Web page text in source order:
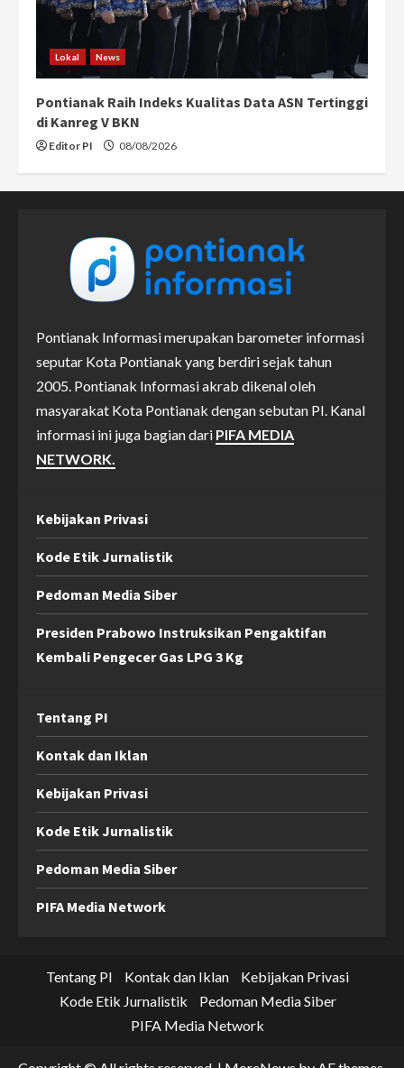
Lokal News
Pontianak Raih Indeks Kualitas Data ASN Tertinggi
di Kanreg V BKN
Editor PI 08/08/2026
Pontianak Informasi merupakan barometer informasi
seputar Kota Pontianak yang berdiri sejak tahun
2005. Pontianak Informasi akrab dikenal oleh
masyarakat Kota Pontianak dengan sebutan PI. Kanal
informasi ini juga bagian dari PIFA MEDIA
NETWORK.
Kebijakan Privasi
Kode Etik Jurnalistik
Pedoman Media Siber
Presiden Prabowo Instruksikan Pengaktifan
Kembali Pengecer Gas LPG 3 Kg
Tentang PI
Kontak dan Iklan
Kebijakan Privasi
Kode Etik Jurnalistik
Pedoman Media Siber
PIFA Media Network
Tentang PI Kontak dan Iklan
Kebijakan Privasi
Kode Etik Jurnalistik
Pedoman Media Siber
PIFA Media Network